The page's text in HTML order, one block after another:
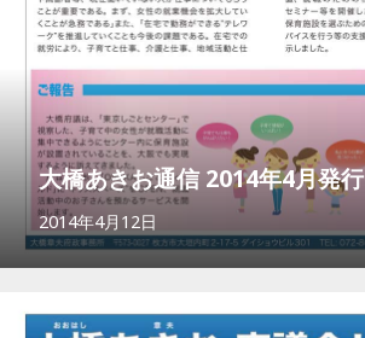
大橋あきお通信 2014年4月発行
2014年4月12日